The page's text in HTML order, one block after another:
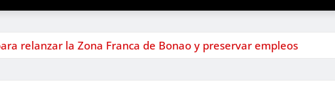
relanzar la Zona Franca de Bonao y preservar empleos